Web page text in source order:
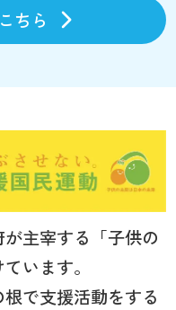
ちら
主宰する「子供の
います。
で支援活動をする